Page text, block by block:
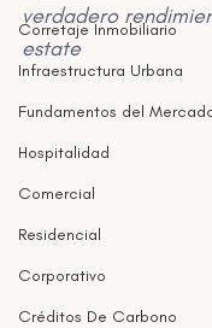
Corretaje Inmobiliario
Infraestructura Urbana
Fundamentos del
Hospitalidad
Comercial
Residencial
Corporativo
Créditos De Carbono
verdadero
estate